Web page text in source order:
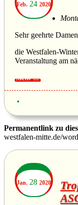
Feb. 24 2020
Sehr geehrte
die Westfalen-
Veranstaltung am
Permanentlink zu
westfalen-mitte.de/
Jan. 28 2020